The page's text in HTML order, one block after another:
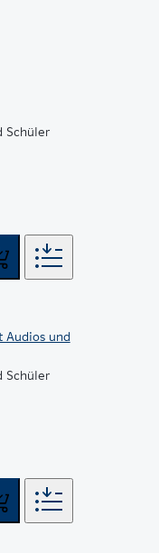
Schüler
Audios und
Schüler